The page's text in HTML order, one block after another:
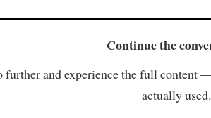
Continue the
further and experience the full content
actually used.